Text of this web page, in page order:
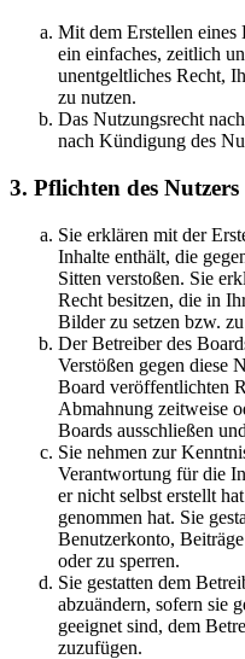
Mit dem Erstellen eines
ein einfaches, zeitlich
unentgeltliches Recht,
zu nutzen.
Das Nutzungsrecht
nach Kündigung des
3. Pflichten des Nutzers
Sie erklären mit der
Inhalte enthält, die
Sitten verstoßen. Sie
Recht besitzen, die in
Bilder zu setzen bzw.
Der Betreiber des
Verstößen gegen diese
Board veröffentlichten
Abmahnung zeitweise
Boards ausschließen
Sie nehmen zur
Verantwortung für die
er nicht selbst erstellt
genommen hat. Sie
Benutzerkonto,
oder zu sperren.
Sie gestatten dem
abzuändern, sofern sie
geeignet sind, dem
zuzufügen.